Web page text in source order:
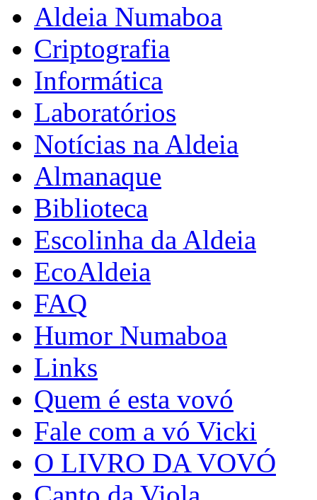
Aldeia Numaboa
Criptografia
Informática
Laboratórios
Notícias na Aldeia
Almanaque
Biblioteca
Escolinha da Aldeia
EcoAldeia
FAQ
Humor Numaboa
Links
Quem é esta vovó
Fale com a vó Vicki
O LIVRO DA VOVÓ